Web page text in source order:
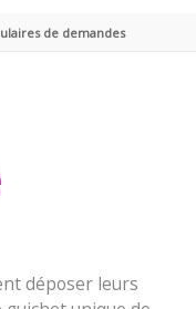
de demandes
déposer leurs